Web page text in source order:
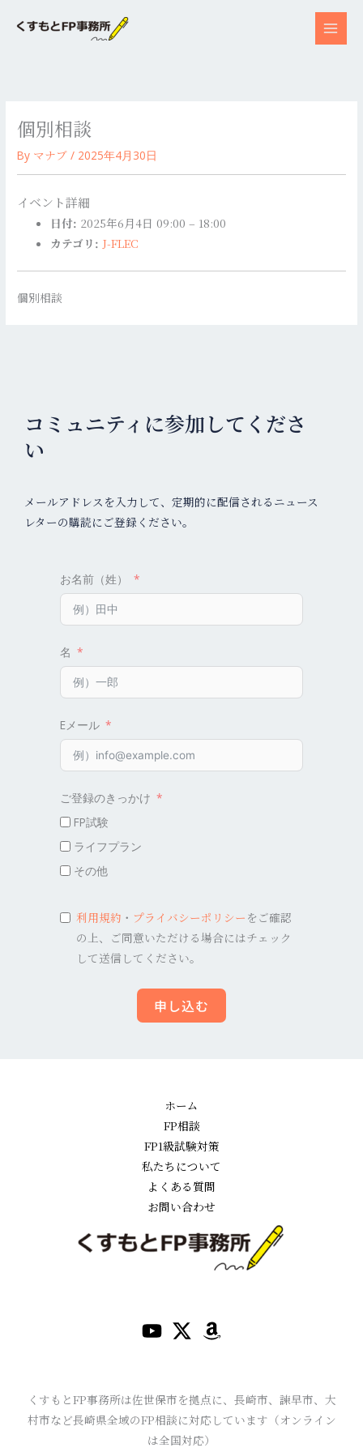
個別相談
By マナブ/ 2025年4月30日
イベント詳細
日付: 2025年6月4日 09:00 – 18:00
カテゴリ: J-FLEC
個別相談
コミュニティに参加してくださ
い
メールアドレスを入力して、定期的に配信されるニュース
レターの購読にご登録ください。
お名前（姓）
名
Eメール
ご登録のきっかけ
FP試験
ライフプラン
その他
利用規約 ・ プライバシーポリシー をご確認
の上、ご同意いただける場合にはチェック
して送信してください。
申し込む
ホーム
FP相談
FP1級試験対策
私たちについて
よくある質問
お問い合わせ
くすもとFP事務所は佐世保市を拠点に、長崎市、諫早市、大
村市など長崎県全域のFP相談に対応しています（オンライン
は全国対応）